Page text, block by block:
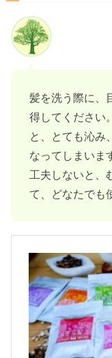
髪を洗う際に、
得してください
と、とても沁み
なってしまいま
工夫しないと、
て、どなたでも